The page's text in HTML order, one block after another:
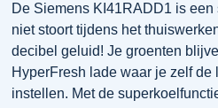
De Siemens KI41RADD1 is
niet stoort tijdens het
decibel geluid! Je groenten
HyperFresh lade waar je zelf
instellen. Met de